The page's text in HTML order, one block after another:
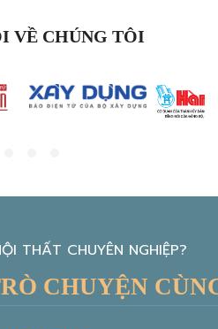
VỀ CHÚNG TÔI
THẤT CHUYÊN NGHIỆP?
CHUYỆN CÙNG